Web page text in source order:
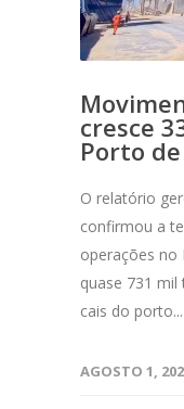
cresce
Porto
O relatório
confirmou a
operações no
quase 731
cais do porto...
AGOSTO 1,